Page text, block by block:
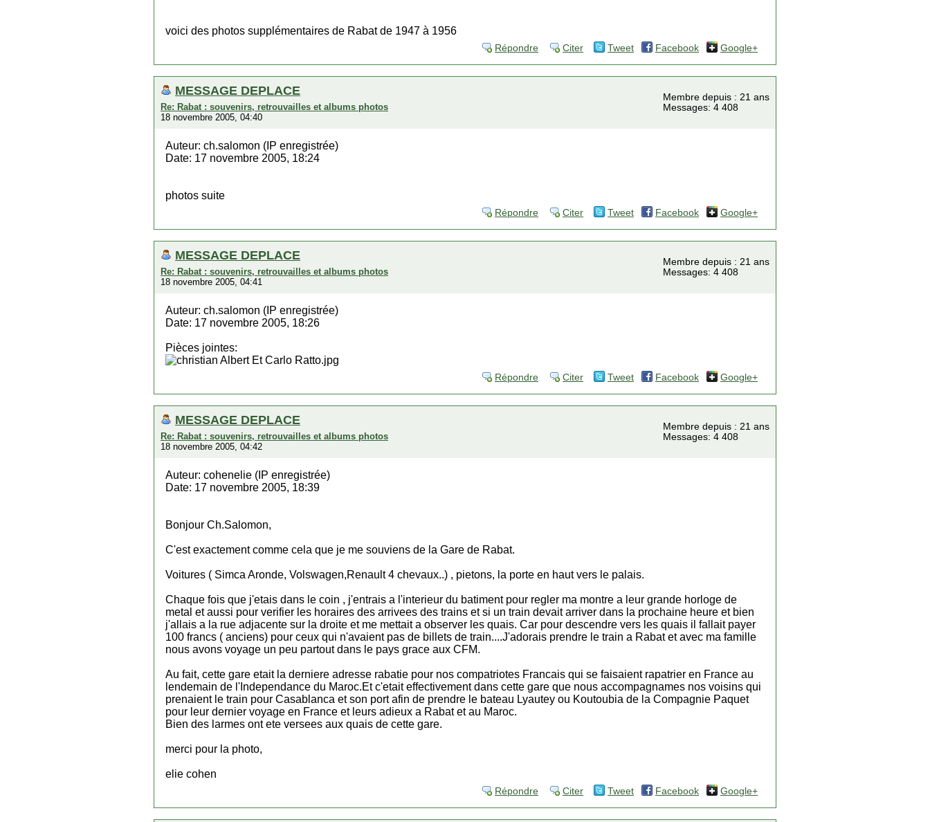
voici des photos supplémentaires de Rabat de 1947 à 1956
Répondre Citer Tweet Facebook Google+
MESSAGE DEPLACE
Re: Rabat : souvenirs, retrouvailles et albums photos
18 novembre 2005, 04:40
Membre depuis : 21 ans
Messages: 4 408
Auteur: ch.salomon (IP enregistrée)
Date: 17 novembre 2005, 18:24
photos suite
Répondre Citer Tweet Facebook Google+
MESSAGE DEPLACE
Re: Rabat : souvenirs, retrouvailles et albums photos
18 novembre 2005, 04:41
Membre depuis : 21 ans
Messages: 4 408
Auteur: ch.salomon (IP enregistrée)
Date: 17 novembre 2005, 18:26
Pièces jointes:
Répondre Citer Tweet Facebook Google+
MESSAGE DEPLACE
Re: Rabat : souvenirs, retrouvailles et albums photos
18 novembre 2005, 04:42
Membre depuis : 21 ans
Messages: 4 408
Auteur: cohenelie (IP enregistrée)
Date: 17 novembre 2005, 18:39
Bonjour Ch.Salomon,
C'est exactement comme cela que je me souviens de la Gare de Rabat.
Voitures ( Simca Aronde, Volswagen,Renault 4 chevaux..) , pietons, la porte en haut vers le palais.
Chaque fois que j'etais dans le coin , j'entrais a l'interieur du batiment pour regler ma montre a leur grande horloge de
metal et aussi pour verifier les horaires des arrivees des trains et si un train devait arriver dans la prochaine heure et bien
j'allais a la rue adjacente sur la droite et me mettait a observer les quais. Car pour descendre vers les quais il fallait payer
100 francs ( anciens) pour ceux qui n'avaient pas de billets de train....J'adorais prendre le train a Rabat et avec ma famille
nous avons voyage un peu partout dans le pays grace aux CFM.
Au fait, cette gare etait la derniere adresse rabatie pour nos compatriotes Francais qui se faisaient rapatrier en France au
lendemain de l'Independance du Maroc.Et c'etait effectivement dans cette gare que nous accompagnames nos voisins qui
prenaient le train pour Casablanca et son port afin de prendre le bateau Lyautey ou Koutoubia de la Compagnie Paquet
pour leur dernier voyage en France et leurs adieux a Rabat et au Maroc.
Bien des larmes ont ete versees aux quais de cette gare.
merci pour la photo,
elie cohen
Répondre Citer Tweet Facebook Google+